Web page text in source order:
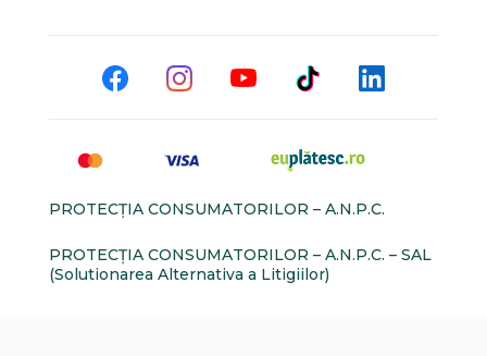
PROTECŢIA CONSUMATORILOR – A.N.P.C.
PROTECŢIA CONSUMATORILOR – A.N.P.C. – SAL
(Solutionarea Alternativa a Litigiilor)